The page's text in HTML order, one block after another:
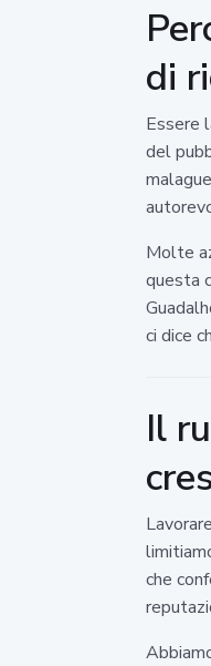
di
Essere
del
Molte
questa
ci dice
Il
che